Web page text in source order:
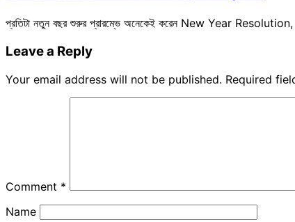
প্রতিটা নতুন বছর শুরুর প্রারম্ভে অনেকেই করেন New Year Resolution,
Leave a Reply
Your email address will not be published. Required
Comment *
Name